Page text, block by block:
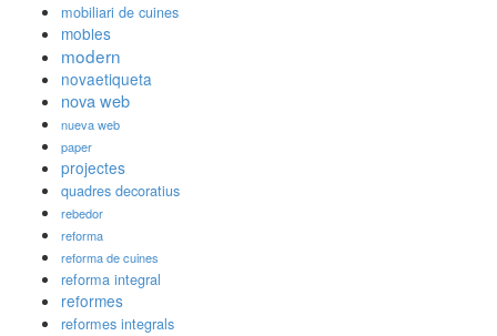
mobiliari de cuines
mobles
modern
novaetiqueta
nova web
nueva web
paper
projectes
quadres decoratius
rebedor
reforma
reforma de cuines
reforma integral
reformes
reformes integrals